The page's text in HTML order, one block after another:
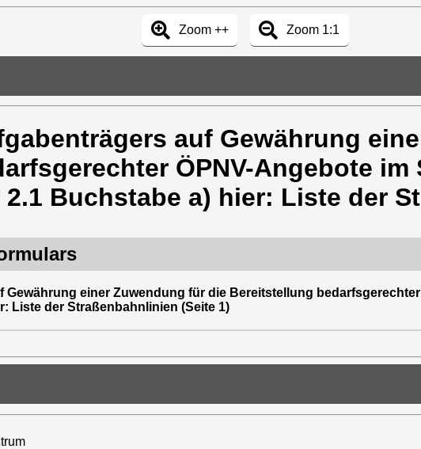
Zoom ++ Zoom 1:1
auf Gewährung
ÖPNV-Angebote im
Buchstabe a) hier: Liste der
einer Zuwendung für die Bereitstellung
Liste der Straßenbahnlinien (Seite 1)